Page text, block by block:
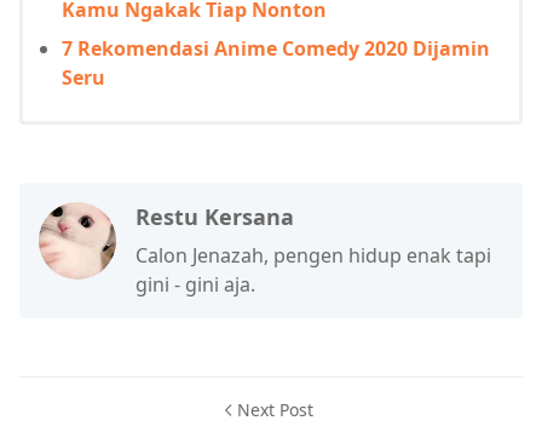
Kamu Ngakak Tiap Nonton
7 Rekomendasi Anime Comedy 2020 Dijamin
Seru
Restu Kersana
Calon Jenazah, pengen hidup enak tapi
gini - gini aja.
Next Post